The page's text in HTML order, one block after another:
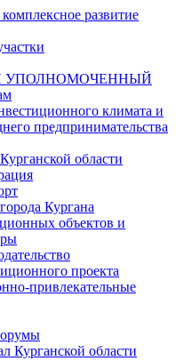
развитие
УПОЛНОМОЧЕННЫЙ
климата и
предпринимательства
области
Кургана
объектов и
проекта
привлекательные
Курганской области